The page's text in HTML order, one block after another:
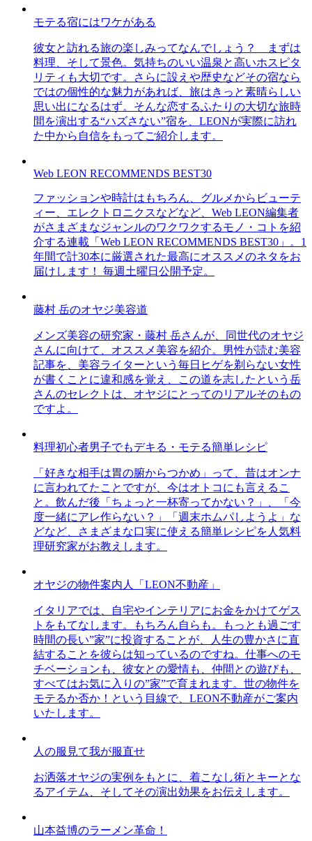
モテる宿にはワケがある
彼女と訪れる旅の楽しみってなんでしょう？ まずは
料理、そして景色。気持ちのいい温泉と高いホスピタ
リティも大切です。さらに設えや歴史などその宿なら
ではの個性的な魅力があれば、旅はきっと素晴らしい
思い出になるはず。そんな恋するふたりの大切な旅時
間を演出する“ハズさない”宿を、LEONが実際に訪れ
た中から自信をもってご紹介します。
Web LEON RECOMMENDS BEST30
ファッションや時計はもちろん、グルメからビューテ
ィー、エレクトロニクスなどなど、Web LEON編集者
がさまざまなジャンルのワクワクするモノ・コトを紹
介する連載「Web LEON RECOMMENDS BEST30」。1
年間で計30本に厳選された最高にオススメのネタをお
届けします！ 毎週土曜日公開予定。
藤村 岳のオヤジ美容道
メンズ美容の研究家・藤村 岳さんが、同世代のオヤジ
さんに向けて、オススメ美容を紹介。男性が読む美容
記事を、美容ライターという毎日ヒゲを剃らない女性
が書くことに違和感を覚え、この道を志したという岳
さんのセレクトは、オヤジにとってのリアルそのもの
ですよ。
料理初心者男子でもデキる・モテる簡単レシピ
「好きな相手は胃の腑からつかめ」って、昔はオンナ
に言われてたことですが、今はオトコにも言えるこ
と。飲んだ後「ちょっと一杯寄ってかない？」、「今
度一緒にアレ作らない？」「週末ホムパしようよ」な
どなど、さまざまな口実に使える簡単レシピを人気料
理研究家がお教えします。
オヤジの物件案内人「LEON不動産」
イタリアでは、自宅やインテリアにお金をかけてゲス
トをもてなします。もちろん自らも。もっとも過ごす
時間の長い”家”に投資することが、人生の豊かさに直
結することを彼らは知っているのですね。仕事へのモ
チベーションも、彼女との愛情も、仲間との遊びも、
すべてはお気に入りの”家”で育まれます。世の物件を
モテるか否か！という目線で、LEON不動産がご案内
いたします。
人の服見て我が服直せ
お洒落オヤジの実例をもとに、着こなし術とキーとな
るアイテム、そしてその演出効果をお伝えします。
山本益博のラーメン革命！